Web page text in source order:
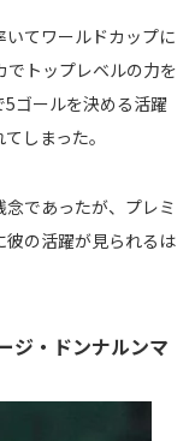
てワールドカップに
でトップレベルの力を
ゴールを決める活躍
しまった。
であったが、プレミ
の活躍が見られるは
ジ・ドンナルンマ